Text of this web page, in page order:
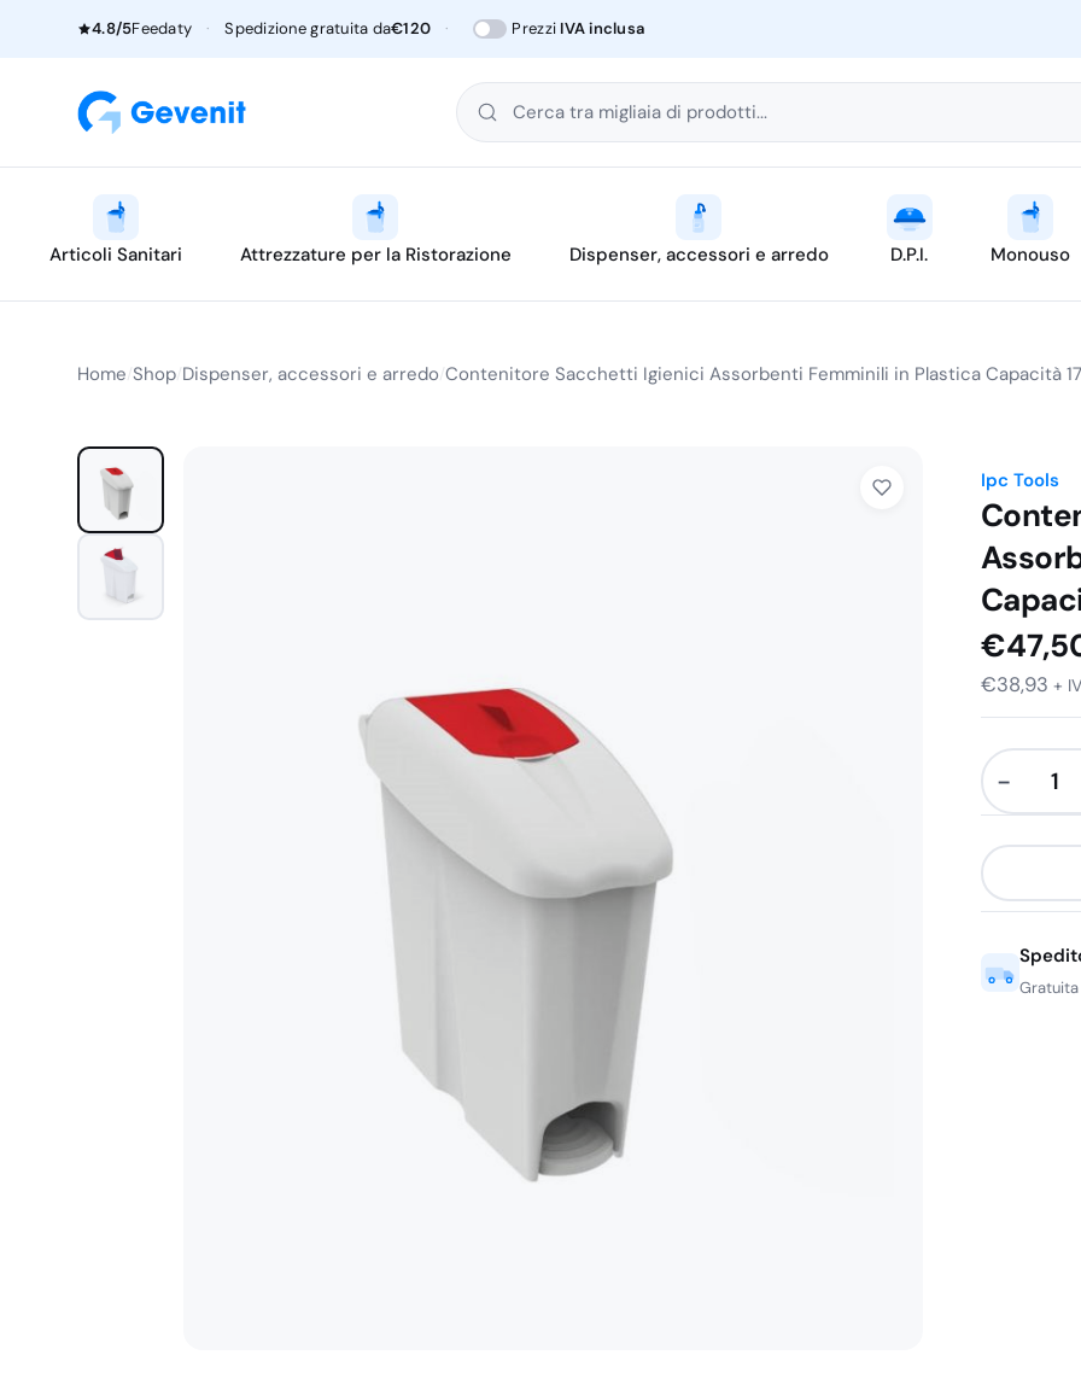
4.8/5Feedaty · Spedizione gratuita da€120 · Prezzi IVA inclusa
Cerca tra migliaia di prodotti...
Articoli Sanitari Attrezzature per la Ristorazione Dispenser, accessori e arredo D.P.I. Monouso
Home Shop Dispenser, accessori e arredo Contenitore Sacchetti Igienici Assorbenti Femminili in Plastica Capacità
Ipc Tools
€
€38,93 +
Igienici
Plastica
−